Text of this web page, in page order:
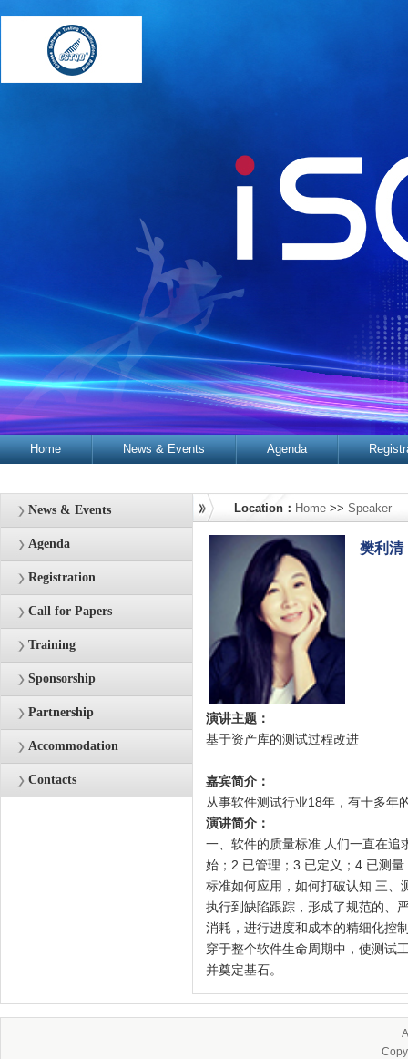
Home News & Events Agenda
News & Events
Agenda
Registration
Call for Papers
Training
Sponsorship
Partnership
Accommodation
Contacts
Location： Home >> Speaker
樊利清
演讲主题：
基于资产库的测试过程改进
嘉宾简介：
从事软件测试行业18年，有十多年
演讲简介：
一、软件的质量标准 人们一直在
始；2.已管理；3.已定义；4.已测
标准如何应用，如何打破认知 三、
执行到缺陷跟踪，形成了规范的、
消耗，进行进度和成本的精细化控
穿于整个软件生命周期中，使测试
并奠定基石。